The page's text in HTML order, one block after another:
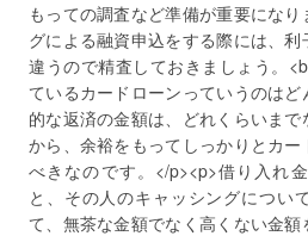
もっての調査など準備が重要にな
グによる融資申込をする際には、
違うので精査しておきましょう。
ているカードローンっていうのは
的な返済の金額は、どれくらいま
から、余裕をもってしっかりとカ
べきなのです。</p><p>借り入れ
と、その人のキャッシングについ
て、無茶な金額でなく高くない金